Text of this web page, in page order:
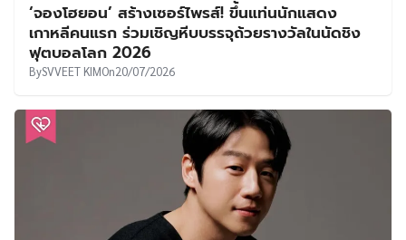
‘จองโฮยอน’ สร้างเซอร์ไพรส์! ขึ้นแท่นนักแสดง
เกาหลีคนแรก ร่วมเชิญหีบบรรจุถ้วยรางวัลในนัดชิง
ฟุตบอลโลก 2026
BySVVEET KIMOn20/07/2026